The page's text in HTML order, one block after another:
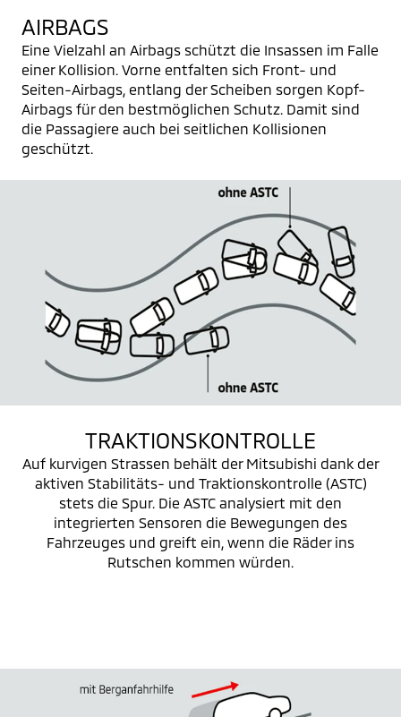
AIRBAGS
Eine Vielzahl an Airbags schützt die Insassen im Falle
einer Kollision. Vorne entfalten sich Front- und
Seiten-Airbags, entlang der Scheiben sorgen Kopf-
Airbags für den bestmöglichen Schutz. Damit sind
die Passagiere auch bei seitlichen Kollisionen
geschützt.
TRAKTIONSKONTROLLE
Auf kurvigen Strassen behält der Mitsubishi dank der
aktiven Stabilitäts- und Traktionskontrolle (ASTC)
stets die Spur. Die ASTC analysiert mit den
integrierten Sensoren die Bewegungen des
Fahrzeuges und greift ein, wenn die Räder ins
Rutschen kommen würden.